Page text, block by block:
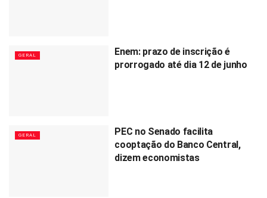
GERAL
Enem: prazo de inscrição é
prorrogado até dia 12 de junho
GERAL
PEC no Senado facilita
cooptação do Banco Central,
dizem economistas